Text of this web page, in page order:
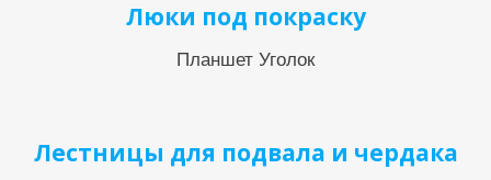
Люки под покраску
Планшет Уголок
Лестницы для подвала и чердака